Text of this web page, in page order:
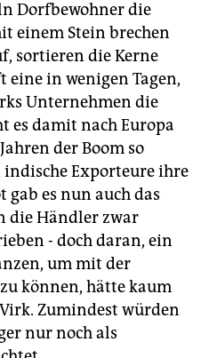
Dorfbewohner die
einem Stein brechen
sortieren die Kerne
eine in wenigen Tagen,
Unternehmen die
es damit nach Europa
der Boom so
Exporteure ihre
gab es nun auch das
die Händler zwar
- doch daran, ein
um mit der
können, hätte kaum
Zumindest würden
nur noch als